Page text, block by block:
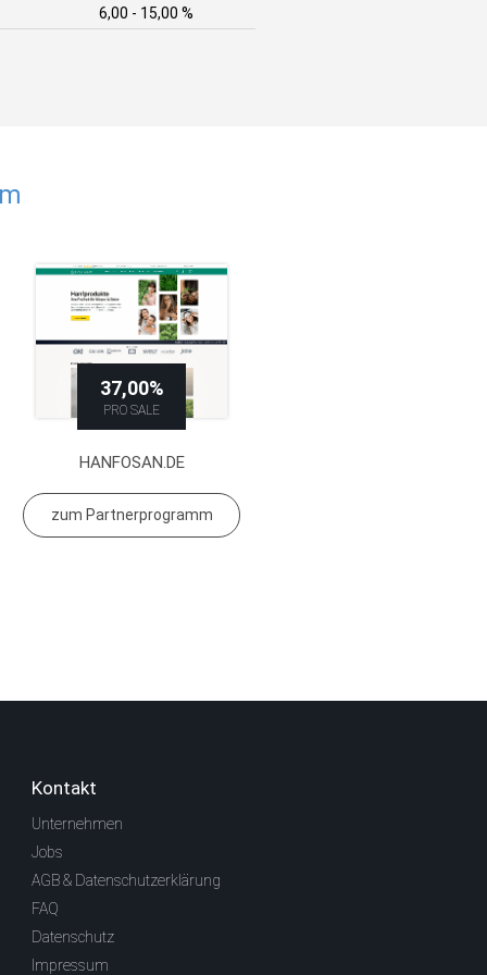
6,00 - 15,00 %
37,00%
PRO SALE
HANFOSAN.DE
zum Partnerprogramm
Kontakt
Unternehmen
Jobs
AGB & Datenschutzerklärung
FAQ
Datenschutz
Impressum